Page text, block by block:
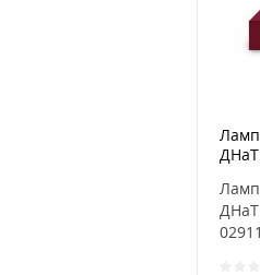
ДНаТ
ДНаТ